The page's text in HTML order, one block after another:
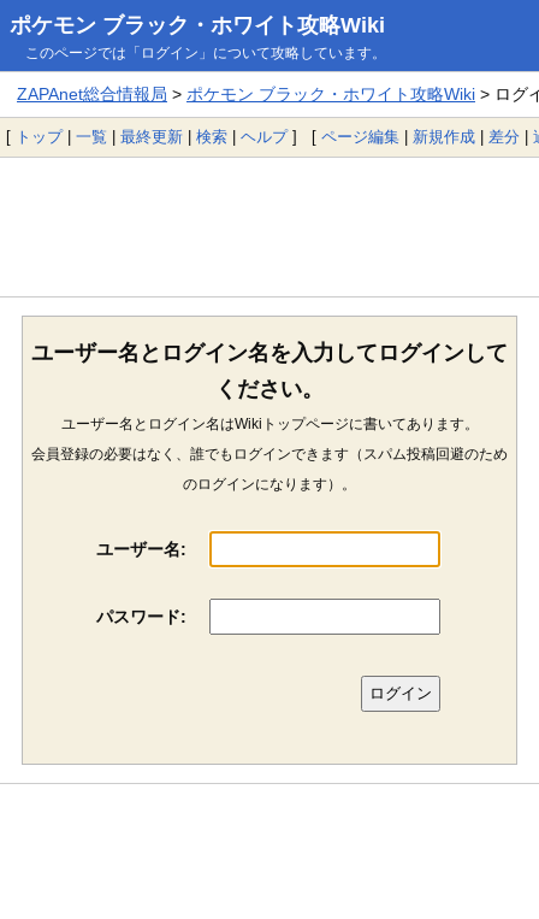
ポケモン ブラック・ホワイト攻略Wiki
このページでは「ログイン」について攻略しています。
ZAPAnet総合情報局 > ポケモン ブラック・ホワイト攻略Wiki> ログ
[ トップ| 一覧 | 最終更新 | 検索 | ヘルプ] [ ページ編集 | 新規作成 | 差分 |
ユーザー名とログイン名を入力してログインして
ください。
ユーザー名とログイン名はWikiトップページに書いてあります。
会員登録の必要はなく、誰でもログインできます（スパム投稿回避のため
のログインになります）。
ユーザー名:
パスワード: